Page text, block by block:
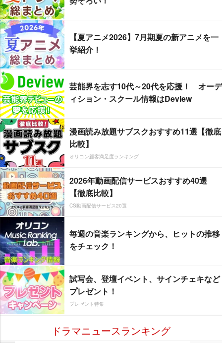
【夏アニメ2026】7月期夏の新アニメを一
挙紹介！
芸能界を志す10代～20代を応援！ オーデ
ィション・スクール情報はDeview
漫画読み放題サブスクおすすめ11選【徹底
比較】
オリコン顧客満足度ランキング
2026年動画配信サービスおすすめ40選
【徹底比較】
CS動画配信サービス20選
毎週の音楽ランキングから、ヒットの推移
をチェック！
試写会、登壇イベント、サインチェキなど
プレゼント！
プレゼント特集
ドラマニュースランキング